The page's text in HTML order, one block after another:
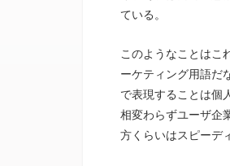
ている。
このようなことは
ーケティング用語だ
で表現することは個
相変わらずユーザ企
方くらいはスピーデ